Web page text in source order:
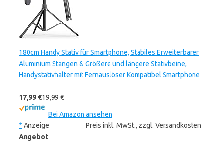
180cm Handy Stativ für Smartphone, Stabiles Erweiterbarer
Aluminium Stangen & Größere und längere Stativbeine,
Handystativhalter mit Fernauslöser Kompatibel Smartphone
17,99 €19,99 €
Bei Amazon ansehen
* Anzeige
Preis inkl. MwSt., zzgl. Versandkosten
Angebot